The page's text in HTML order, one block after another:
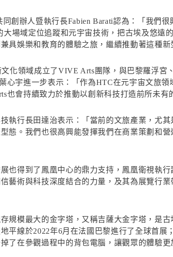
同創辦人暨執行長Fabien Barati認為：「我們
大場域定位追蹤和元宇宙技術，把古埃及悠遠
具娛樂和教育的體驗之旅，繼續推動著這種新
化領域成立了VIVE Arts團隊，與巴黎羅浮
心宇進一步表示：「作為HTC在元宇宙文旅
也會持續致力於推動以創新科技打造前所未有
執行長田達治表示：「當前的文旅產業，尤
態。我們也很高興能發揮我們在商業策劃和
也得到了鳳凰中心的鼎力支持，鳳凰衛視執
藝術與科技深度結合的力量，及其為展覽行
規模最大的金字塔，又稱吉薩大金字塔，是
平線於2022年6月在法國巴黎進行了全球首
了在參觀過程中的背包電腦，讓觀眾的體驗更